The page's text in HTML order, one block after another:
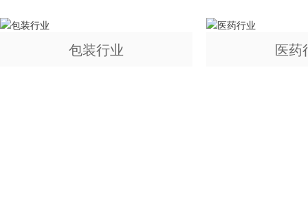
包装行业 医药